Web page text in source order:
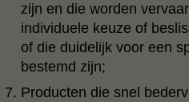
zijn en die worden
individuele keuze of
of die duidelijk voor een
bestemd zijn;
Producten die snel